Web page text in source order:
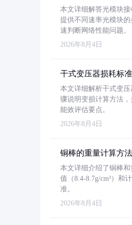
本文详细解答光模块
提供不同速率光模块
速判断网络性能问题。
2026年8月4日
干式变压器损耗标
本文详细解析干式变
骤说明变损计算方法
能效评估要点。
2026年8月4日
铜棒的重量计算方
本文详细介绍了铜棒
值（8.4-8.7g/cm³）和
准。
2026年8月4日